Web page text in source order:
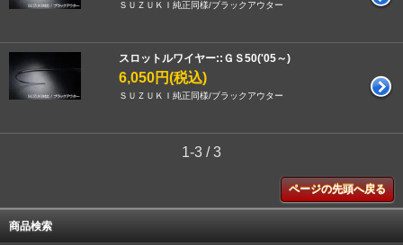
ＳＵＺＵＫＩ純正同様/ブラックアウター
スロットルワイヤー::ＧＳ50('05～)
6,050円(税込)
ＳＵＺＵＫＩ純正同様/ブラックアウター
1-3 / 3
ページの先頭へ戻る
商品検索